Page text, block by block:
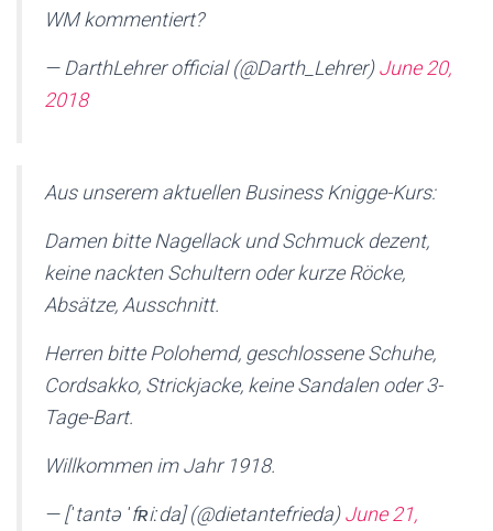
WM kommentiert?
— DarthLehrer official (@Darth_Lehrer)June 20,
2018
Aus unserem aktuellen Business Knigge-Kurs:
Damen bitte Nagellack und Schmuck dezent,
keine nackten Schultern oder kurze Röcke,
Absätze, Ausschnitt.
Herren bitte Polohemd, geschlossene Schuhe,
Cordsakko, Strickjacke, keine Sandalen oder 3-
Tage-Bart.
Willkommen im Jahr 1918.
— [ˈtantə ˈfʀiːda] (@dietantefrieda)June 21,